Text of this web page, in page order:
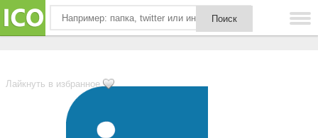
Лайкнуть в избранное